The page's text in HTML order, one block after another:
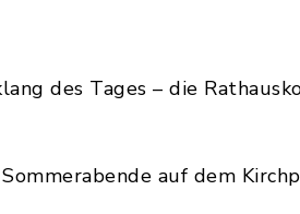
des Tages – die
auf dem